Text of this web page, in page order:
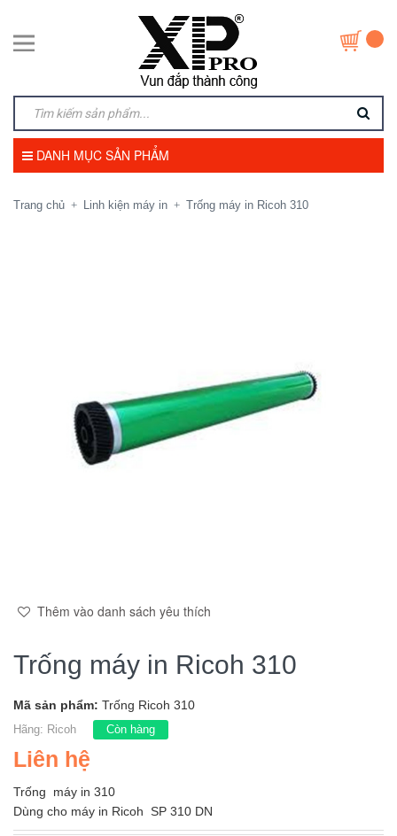
DANH MỤC SẢN PHẨM
Trang chủ + Linh kiện máy in + Trống máy in Ricoh 310
Thêm vào danh sách yêu thích
Trống máy in Ricoh 310
Mã sản phẩm: Trống Ricoh 310
Hãng: Ricoh Còn hàng
Liên hệ
Trống máy in 310
Dùng cho máy in Ricoh SP 310 DN